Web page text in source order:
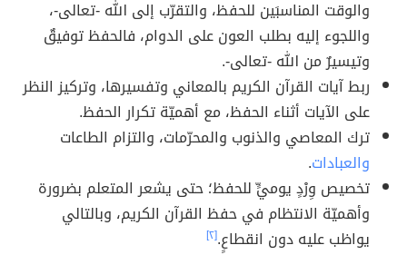
والوقت المناسبَين للحفظ، والتقرّب إلى الله -تعالى-،
واللجوء إليه بطلب العون على الدوام، فالحفظ توفيقٌ
وتيسيرٌ من الله -تعالى-.
ربط آيات القرآن الكريم بالمعاني وتفسيرها، وتركيز النظر
على الآيات أثناء الحفظ، مع أهميّة تكرار الحفظ.
ترك المعاصي والذنوب والمحرّمات، والتزام الطاعات
والعبادات.
تخصيص وِرْدٍ يوميٍّ للحفظ؛ حتى يشعر المتعلم بضرورة
وأهميّة الانتظام في حفظ القرآن الكريم، وبالتالي
يواظب عليه دون انقطاعٍ.[٢]